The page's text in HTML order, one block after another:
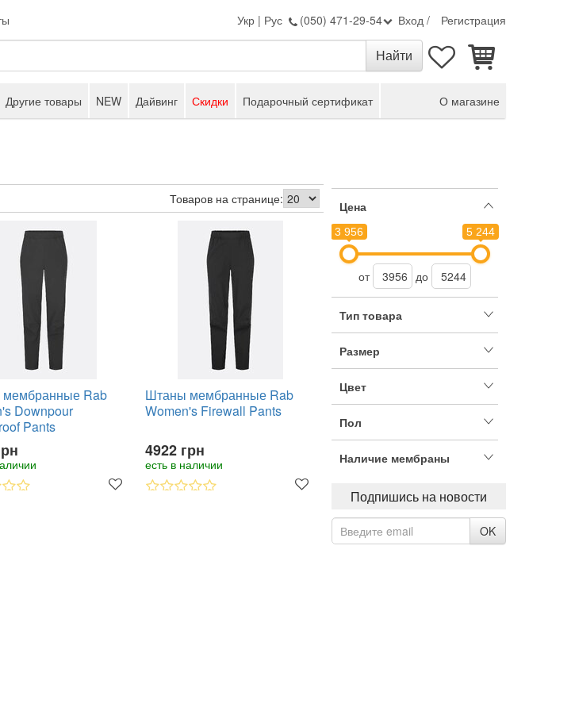
Укр | Рус (050) 471-29-54 Вход / Регистрация
Другие товары NEW Дайвинг Скидки Подарочный сертификат О магазине
Товаров на странице:
Rab
Downpour
Pants
Штаны мембранные Rab
Women's Firewall Pants
4922 грн
есть в наличии
Цена
3 956 5 244
от до
Тип товара
Размер
Цвет
Пол
Наличие мембраны
Подпишись на новости
OK